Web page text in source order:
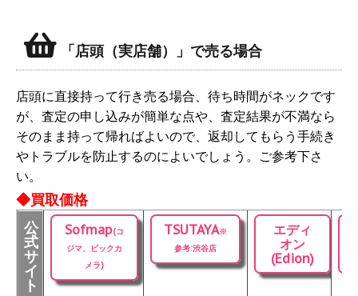
「店頭（実店舗）」で売る場合
店頭に直接持って行き売る場合、待ち時間がネックです
が、査定の申し込みが簡単な点や、査定結果が不満なら
そのまま持って帰ればよいので、返却してもらう手続き
やトラブルを防止するのによいでしょう。ご参考下さ
い。
◆買取価格
公
式
サ
イ
ト
Sofmap(コ
ジマ、ビックカ
メラ)
TSUTAYA※
参考:渋谷店
エディ
オン
(Edion)